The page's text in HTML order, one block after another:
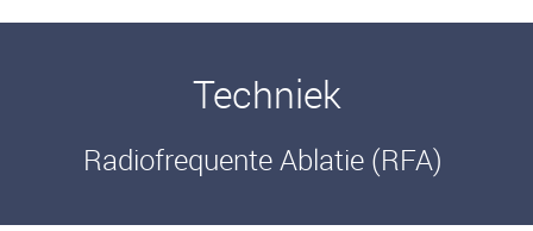
Techniek
Radiofrequente Ablatie (RFA)